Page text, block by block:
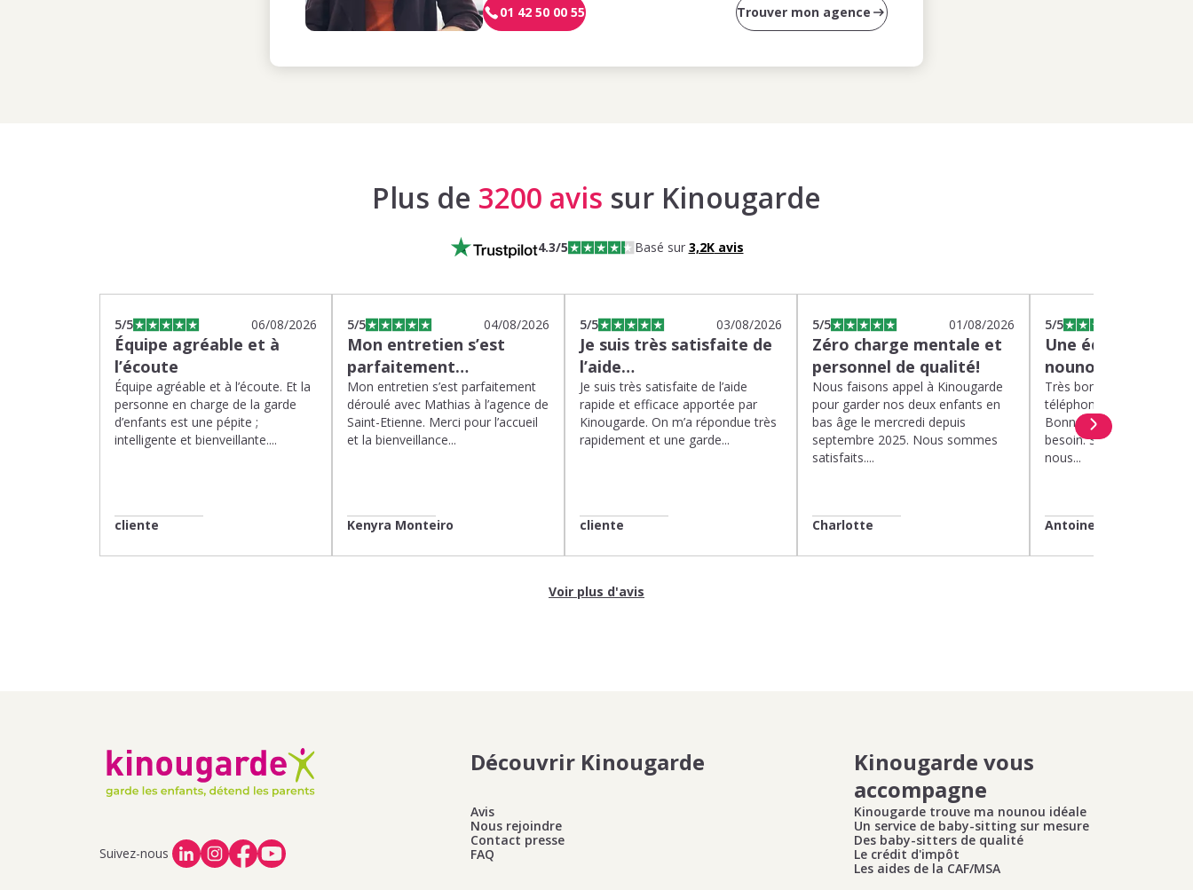
01 42 50 00 55 Trouver mon agence
Plus de 3200 avis sur Kinougarde
4.3/5 Basé sur 3,2Kavis
5/5 06/08/2026
Équipe agréable et à
l’écoute
Équipe agréable et à l’écoute. Et la
personne en charge de la garde
d’enfants est une pépite ;
intelligente et bienveillante....
cliente
5/5 04/08/2026
Mon entretien s’est
parfaitement…
Mon entretien s’est parfaitement
déroulé avec Mathias à l’agence de
Saint-Etienne. Merci pour l’accueil
et la bienveillance...
Kenyra Monteiro
5/5 03/08/2026
Je suis très satisfaite de
l’aide…
Je suis très satisfaite de l’aide
rapide et efficace apportée par
Kinougarde. On m’a répondue très
rapidement et une garde...
cliente
5/5 01/08/2026
Zéro charge mentale et
personnel de qualité!
Nous faisons appel à Kinougarde
pour garder nos deux enfants en
bas âge le mercredi depuis
septembre 2025. Nous sommes
satisfaits....
Charlotte
5/5
Une équipe
nounou parfaite!
Très bons interlocuteurs
téléphone. Rapidité.
Bonne compréhension
besoin. Soucis du détail.
nous...
Antoine
Voir plus d'avis
Suivez-nous
Découvrir Kinougarde
Avis
Nous rejoindre
Contact presse
FAQ
Kinougarde vous
accompagne
Kinougarde trouve ma nounou idéale
Un service de baby-sitting sur mesure
Des baby-sitters de qualité
Le crédit d'impôt
Les aides de la CAF/MSA